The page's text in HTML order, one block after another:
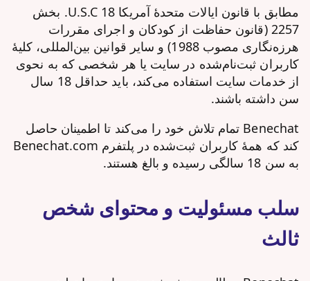
مطابق با قانون ایالات متحدهٔ آمریکا 18 U.S.C. بخش
2257 (قانون حفاظت از کودکان و اجرای مقررات
هرزه‌نگاری مصوب 1988) و سایر قوانین بین‌المللی، کلیهٔ
کاربران ثبت‌نام‌شده در سایت یا هر شخصی که به نحوی
از خدمات سایت استفاده می‌کند، باید حداقل 18 سال
سن داشته باشند.
Benechat تمام تلاش خود را می‌کند تا اطمینان حاصل
کند که همهٔ کاربران ثبت‌شده در پلتفرم Benechat.com
به سن 18 سالگی رسیده و بالغ هستند.
سلب مسئولیت و محتوای شخص
ثالث